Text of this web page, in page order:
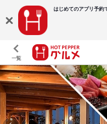
はじめてのアプリ予約
一覧